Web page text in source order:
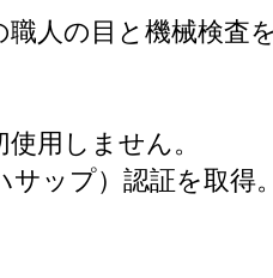
人の目と機械検査
用しません。
ップ）認証を取得。